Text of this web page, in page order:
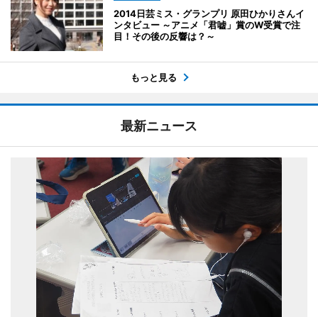
2014日芸ミス・グランプリ 原田ひかりさんイ
ンタビュー ～アニメ「君嘘」賞のW受賞で注
目！その後の反響は？～
もっと見る
最新ニュース